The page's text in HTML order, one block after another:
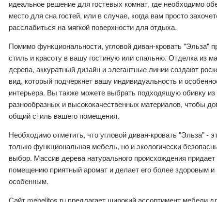
идеальное решение для гостевых комнат, где необходимо
место для сна гостей, или в случае, когда вам просто
расслабиться на мягкой поверхности для отдыха.
Помимо функциональности, угловой диван-кровать "Эльза"
стиль и красоту в вашу гостиную или спальню. Отделка из
дерева, аккуратный дизайн и элегантные линии создают
вид, который подчеркнет вашу индивидуальность и
интерьера. Вы также можете выбрать подходящую обивку из
разнообразных и высококачественных материалов, чтобы
общий стиль вашего помещения.
Необходимо отметить, что угловой диван-кровать "Эльза" -
только функциональная мебель, но и экологически
выбор. Массив дерева натурального происхождения
помещению приятный аромат и делает его более здоровым и
особенным.
Сайт mebelitos.ru предлагает широкий ассортимент мебели